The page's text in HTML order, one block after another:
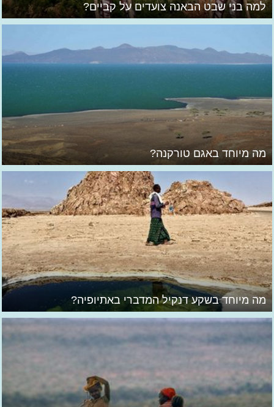
למה בני שבט הבאנה צועדים על קביים?
מה מיוחד באגם טורקנה?
מה מיוחד בשקע דנקיל המדברי באתיופיה?